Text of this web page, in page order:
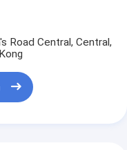
Road Central, Central,